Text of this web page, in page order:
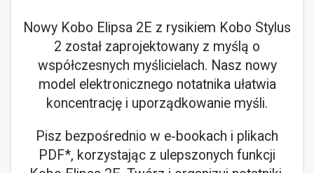
Nowy Kobo Elipsa 2E z rysikiem Kobo Stylus
2 został zaprojektowany z myślą o
współczesnych myślicielach. Nasz nowy
model elektronicznego notatnika ułatwia
koncentrację i uporządkowanie myśli.
Pisz bezpośrednio w e‑bookach i plikach
PDF*, korzystając z ulepszonych funkcji